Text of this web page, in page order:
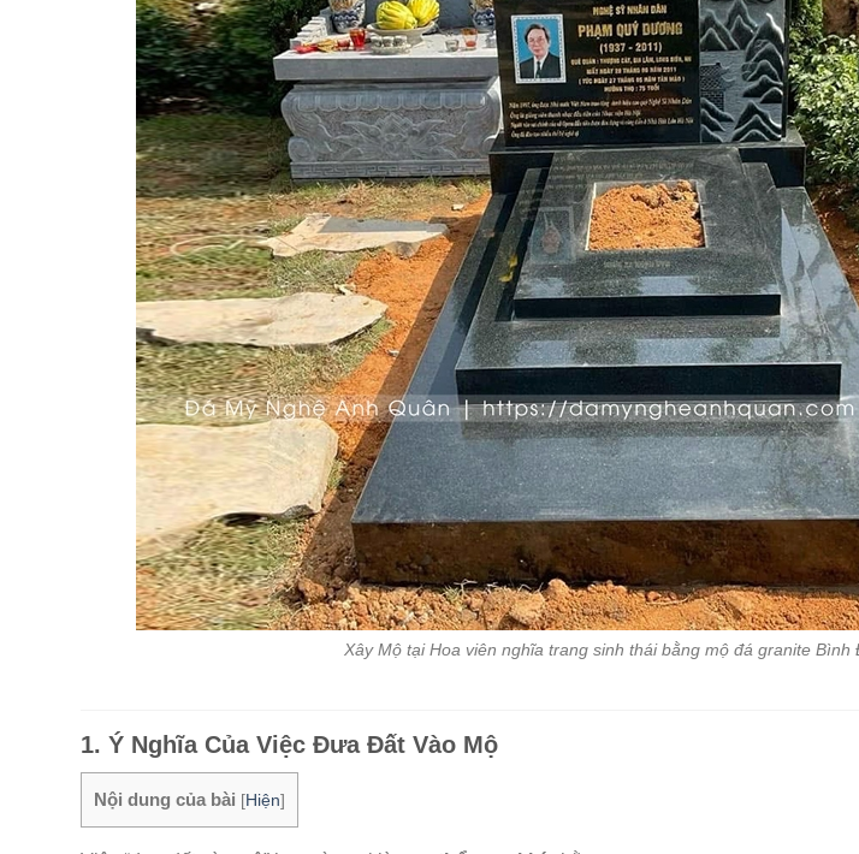
Xây Mộ tại Hoa viên nghĩa trang sinh thái bằng mộ đá granite Bình
1. Ý Nghĩa Của Việc Đưa Đất Vào Mộ
Nội dung của bài [Hiện]